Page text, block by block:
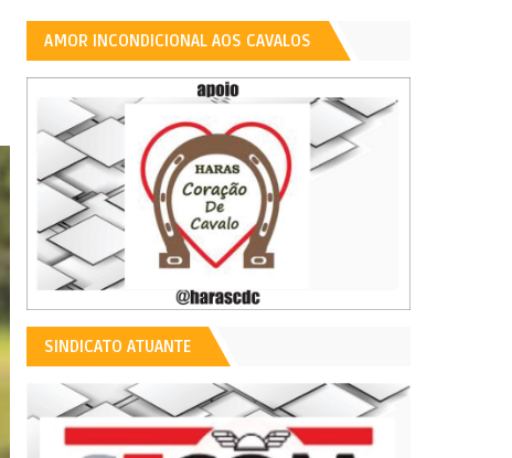
AMOR INCONDICIONAL AOS CAVALOS
SINDICATO ATUANTE